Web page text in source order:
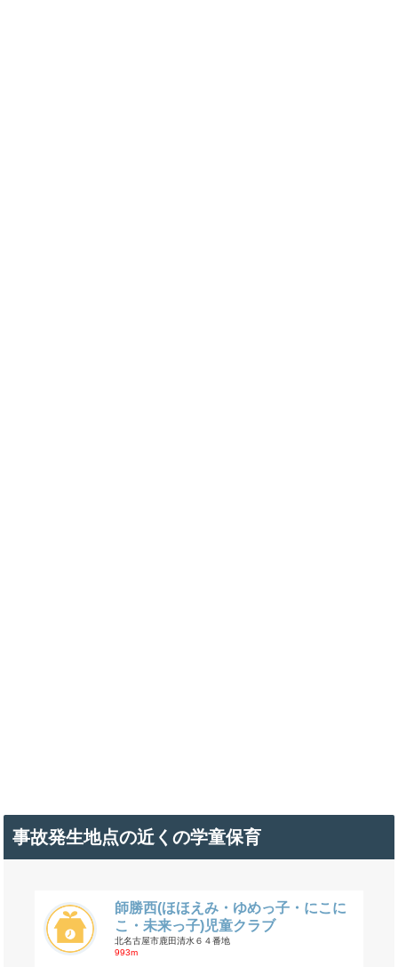
事故発生地点の近くの学童保育
師勝西(ほほえみ・ゆめっ子・にこに
こ・未来っ子)児童クラブ
北名古屋市鹿田清水６４番地
993m